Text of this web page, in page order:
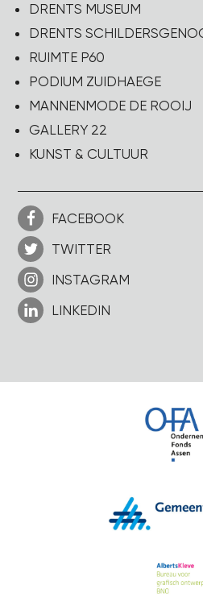
DRENTS MUSEUM
DRENTS
RUIMTE P60
PODIUM ZUIDHAEGE
MANNENMODE DE ROOIJ
GALLERY 22
KUNST & CULTUUR
FACEBOOK
TWITTER
INSTAGRAM
LINKEDIN